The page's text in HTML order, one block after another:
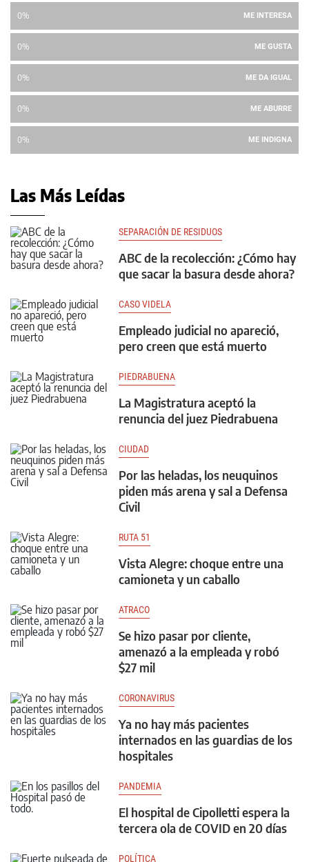
0% ME INTERESA
0% ME GUSTA
0% ME DA IGUAL
0% ME ABURRE
0% ME INDIGNA
Las Más Leídas
SEPARACIÓN DE RESIDUOS
ABC de la recolección: ¿Cómo hay
que sacar la basura desde ahora?
CASO VIDELA
Empleado judicial no apareció,
pero creen que está muerto
PIEDRABUENA
La Magistratura aceptó la
renuncia del juez Piedrabuena
CIUDAD
Por las heladas, los neuquinos
piden más arena y sal a Defensa
Civil
RUTA 51
Vista Alegre: choque entre una
camioneta y un caballo
ATRACO
Se hizo pasar por cliente,
amenazó a la empleada y robó
$27 mil
CORONAVIRUS
Ya no hay más pacientes
internados en las guardias de los
hospitales
PANDEMIA
El hospital de Cipolletti espera la
tercera ola de COVID en 20 días
POLÍTICA